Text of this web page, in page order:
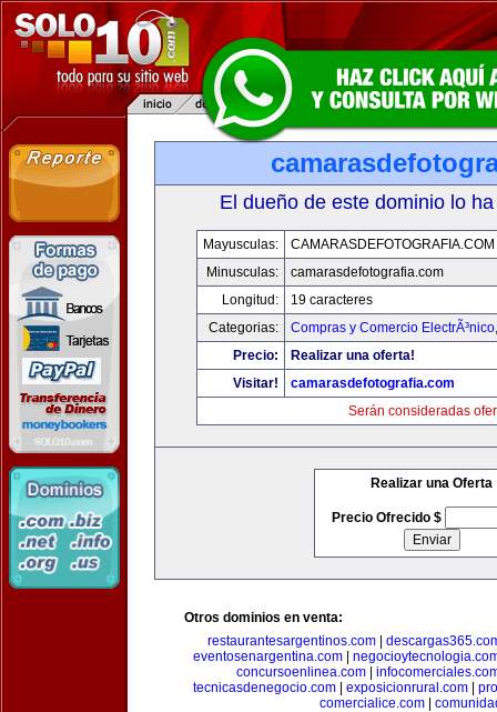
El dueño de este dominio lo
Mayusculas:
CAMARASDEFOTOGRAFIA.COM
Minusculas:
camarasdefotografia.com
Longitud:
19 caracteres
Categorias:
Compras y Comercio ElectrÃ³nico
Precio:
Realizar una oferta!
Visitar!
camarasdefotografia.com
Serán consideradas
Realizar una Oferta
Precio Ofrecido $
Otros dominios en venta:
restaurantesargentinos.com
eventosenargentina.com
concursoenlinea.com|
tecnicasdenegocio.com
exposicionrural.com
comercialice.com|